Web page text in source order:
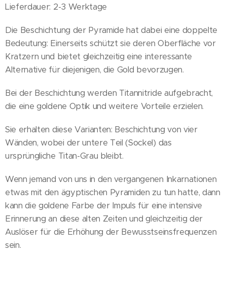
Lieferdauer: 2-3 Werktage
Die Beschichtung der Pyramide hat dabei eine doppelte
Bedeutung: Einerseits schützt sie deren Oberfläche vor
Kratzern und bietet gleichzeitig eine interessante
Alternative für diejenigen, die Gold bevorzugen.
Bei der Beschichtung werden Titannitride aufgebracht,
die eine goldene Optik und weitere Vorteile erzielen.
Sie erhalten diese Varianten: Beschichtung von vier
Wänden, wobei der untere Teil (Sockel) das
ursprüngliche Titan-Grau bleibt.
Wenn jemand von uns in den vergangenen Inkarnationen
etwas mit den ägyptischen Pyramiden zu tun hatte, dann
kann die goldene Farbe der Impuls für eine intensive
Erinnerung an diese alten Zeiten und gleichzeitig der
Auslöser für die Erhöhung der Bewusstseinsfrequenzen
sein.